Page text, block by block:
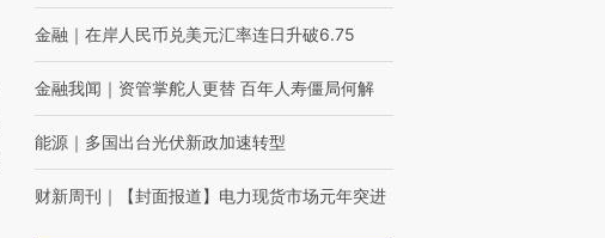
金融 ｜ 在岸人民币兑美元汇率连日升破6.75
金融我闻 ｜ 资管掌舵人更替 百年人寿僵局何解
能源 ｜ 多国出台光伏新政加速转型
财新周刊 ｜ 【封面报道】电力现货市场元年突进